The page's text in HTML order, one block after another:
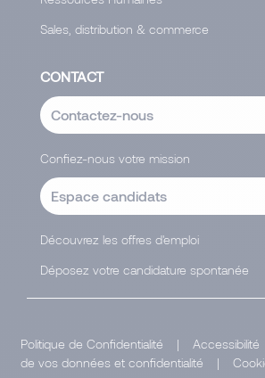
Sales, distribution & commerce
CONTACT
Contactez-nous
Confiez-nous votre mission
Espace candidats
Découvrez les offres d'emploi
Déposez votre candidature spontanée
Politique de Confidentialité | Accessibilité
de vos données et confidentialité
|